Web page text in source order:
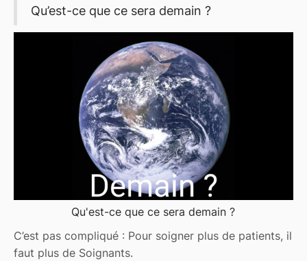
Qu’est-ce que ce sera demain ?
Qu'est-ce que ce sera demain ?
C’est pas compliqué : Pour soigner plus de patients, il
faut plus de Soignants.